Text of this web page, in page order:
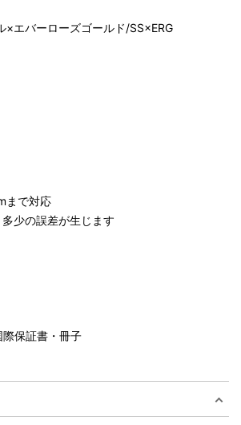
×エバーローズゴールド/SS×ERG
まで対応
少の誤差が生じます
保証書・冊子